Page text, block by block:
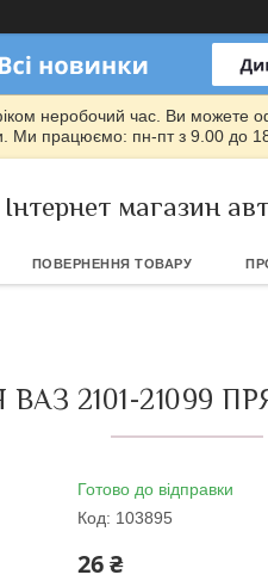
неробочий час. Ви можете
Ми працюємо: пн-пт з 9.00 до
магазин
ПОВЕРНЕННЯ ТОВАРУ
2101-21099
Готово до відправки
Код: 103895
26 ₴